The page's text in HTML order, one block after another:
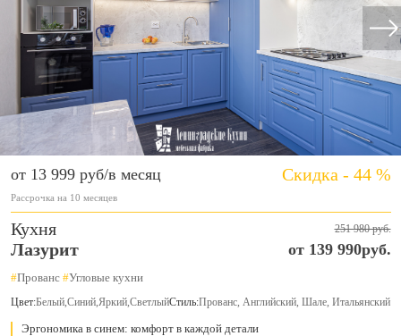
от 13 999 руб/в месяц Скидка - 44 %
Рассрочка на 10 месяцев
Кухня 251 980 руб.
Лазурит от 139 990руб.
#Прованс #Угловые кухни
Цвет:Белый, Синий, Яркий, СветлыйСтиль:Прованс, Английский, Шале, Итальянский
Эргономика в синем: комфорт в каждой детали